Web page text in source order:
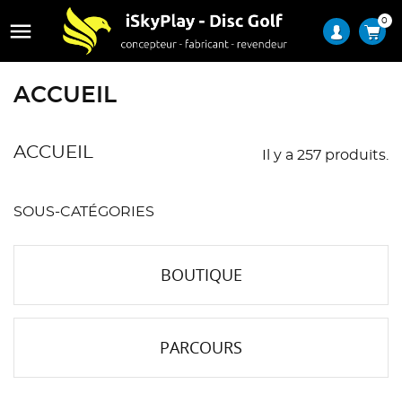
 0
ACCUEIL
ACCUEIL Il y a 257 produits.
SOUS-CATÉGORIES
BOUTIQUE
PARCOURS